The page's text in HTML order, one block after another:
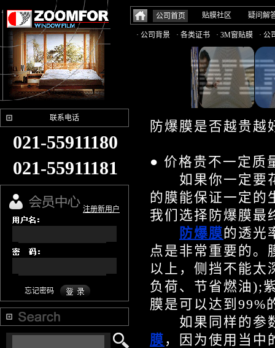
公司首页 贴膜社区 疑问解
· 公司背景 · 各类证书 · 3M窗贴膜 · 公
联系电话
021-55911180
021-55911181
注册新用户
忘记密码
防爆膜是否越贵越
● 价格贵不一定质
如果你一定要花
的膜能保证一定的
我们选择防爆膜最
防爆膜的透光
点是非常重要的。
以上，侧挡不能太
负荷、节省燃油);
膜是可以达到99%
如果同样的参数
膜 ，因为使用当中